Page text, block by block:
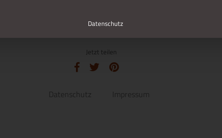
Jetzt teilen
Datenschutz Impressum
Datenschutz